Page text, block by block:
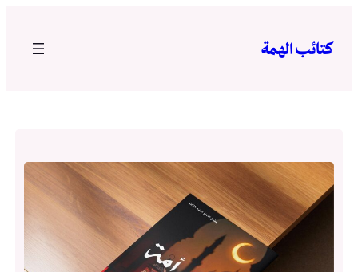
المحتوى
كتائب الهمة